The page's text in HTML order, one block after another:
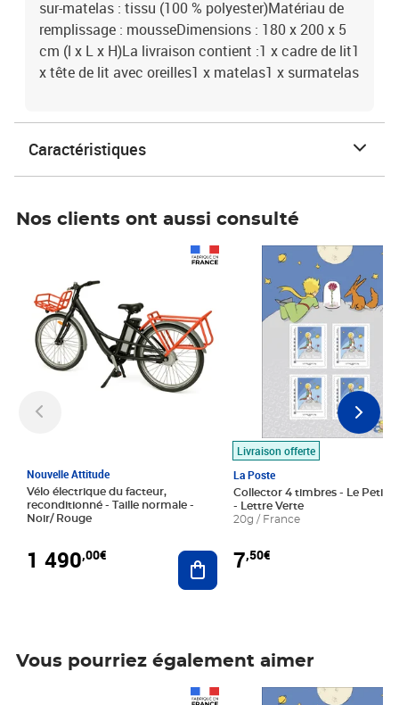
sur-matelas : tissu (100 % polyester)Matériau de
remplissage : mousseDimensions : 180 x 200 x 5
cm (l x L x H)La livraison contient :1 x cadre de lit1
x tête de lit avec oreilles1 x matelas1 x surmatelas
Caractéristiques
Nos clients ont aussi consulté
Nouvelle Attitude
Vélo électrique du facteur,
reconditionné - Taille normale -
Noir/ Rouge
1 490,00€ Ajouter au panier
Livraison offerte
La Poste
Collector 4 timbres - Le Petit
- Lettre Verte
20g / France
7,50€
Prix 7,50€
Vous pourriez également aimer
Prix 7,50€